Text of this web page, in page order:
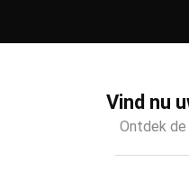
Vind nu
Ontdek